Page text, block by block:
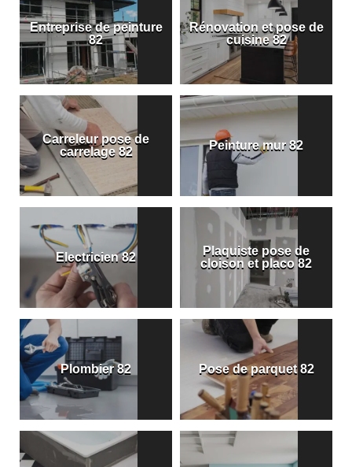
Entreprise de peinture
82
Rénovation et pose de
cuisine 82
Carreleur pose de
carrelage 82
Peinture mur 82
Electricien 82
Plaquiste pose de
cloison et placo 82
Plombier 82 Pose de parquet 82